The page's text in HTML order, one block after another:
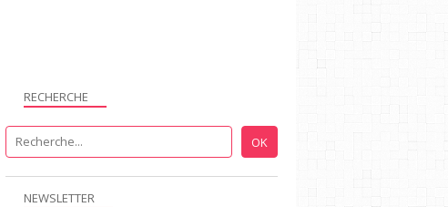
NEWSLETTER
RECHERCHE